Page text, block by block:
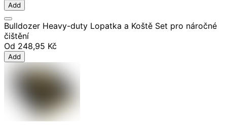
Add
Bulldozer Heavy-duty Lopatka a Koště Set pro náročné
čištění
Od 248,95 Kč
Add